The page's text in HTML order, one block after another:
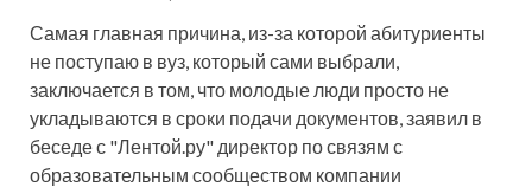
Самая главная причина, из-за которой абитуриенты
не поступаю в вуз, который сами выбрали,
заключается в том, что молодые люди просто не
укладываются в сроки подачи документов, заявил в
беседе с "Лентой.ру" директор по связям с
образовательным сообществом компании